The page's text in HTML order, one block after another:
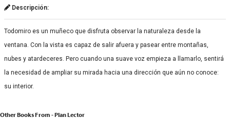
Descripción:
Todomiro es un muñeco que disfruta observar la naturaleza desde la
ventana. Con la vista es capaz de salir afuera y pasear entre montañas,
nubes y atardeceres. Pero cuando una suave voz empieza a llamarlo, sentirá
la necesidad de ampliar su mirada hacia una dirección que aún no conoce:
su interior.
Other Books From - Plan Lector